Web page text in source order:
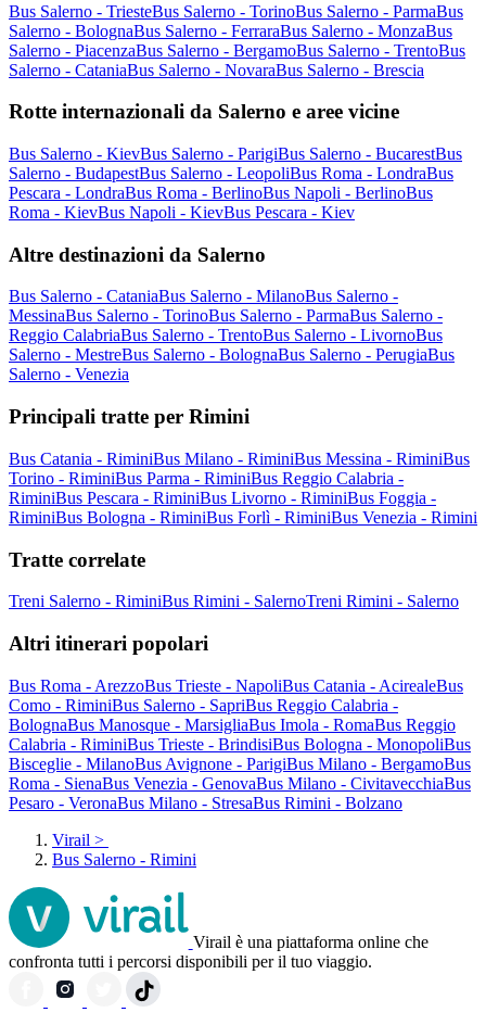
Bus Salerno - TriesteBus Salerno - TorinoBus Salerno - ParmaBus
Salerno - BolognaBus Salerno - FerraraBus Salerno - MonzaBus
Salerno - PiacenzaBus Salerno - BergamoBus Salerno - TrentoBus
Salerno - CataniaBus Salerno - NovaraBus Salerno - Brescia
Rotte internazionali da Salerno e aree vicine
Bus Salerno - KievBus Salerno - ParigiBus Salerno - BucarestBus
Salerno - BudapestBus Salerno - LeopoliBus Roma - LondraBus
Pescara - LondraBus Roma - BerlinoBus Napoli - BerlinoBus
Roma - KievBus Napoli - KievBus Pescara - Kiev
Altre destinazioni da Salerno
Bus Salerno - CataniaBus Salerno - MilanoBus Salerno -
MessinaBus Salerno - TorinoBus Salerno - ParmaBus Salerno -
Reggio CalabriaBus Salerno - TrentoBus Salerno - LivornoBus
Salerno - MestreBus Salerno - BolognaBus Salerno - PerugiaBus
Salerno - Venezia
Principali tratte per Rimini
Bus Catania - RiminiBus Milano - RiminiBus Messina - RiminiBus
Torino - RiminiBus Parma - RiminiBus Reggio Calabria -
RiminiBus Pescara - RiminiBus Livorno - RiminiBus Foggia -
RiminiBus Bologna - RiminiBus Forlì - RiminiBus Venezia - Rimini
Tratte correlate
Treni Salerno - RiminiBus Rimini - SalernoTreni Rimini - Salerno
Altri itinerari popolari
Bus Roma - ArezzoBus Trieste - NapoliBus Catania - AcirealeBus
Como - RiminiBus Salerno - SapriBus Reggio Calabria -
BolognaBus Manosque - MarsigliaBus Imola - RomaBus Reggio
Calabria - RiminiBus Trieste - BrindisiBus Bologna - MonopoliBus
Bisceglie - MilanoBus Avignone - ParigiBus Milano - BergamoBus
Roma - SienaBus Venezia - GenovaBus Milano - CivitavecchiaBus
Pesaro - VeronaBus Milano - StresaBus Rimini - Bolzano
Virail >
Bus Salerno - Rimini
Virail è una piattaforma online che
confronta tutti i percorsi disponibili per il tuo viaggio.